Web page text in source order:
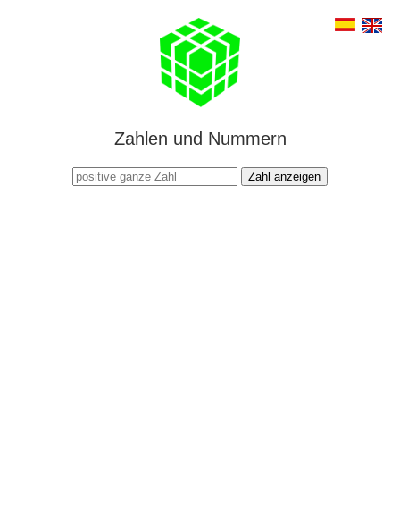
Zahlen und Nummern
Zahl anzeigen